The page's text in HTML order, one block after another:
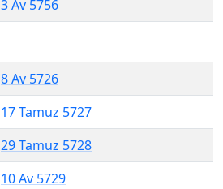
3 Av 5756
8 Av 5726
17 Tamuz 5727
29 Tamuz 5728
10 Av 5729